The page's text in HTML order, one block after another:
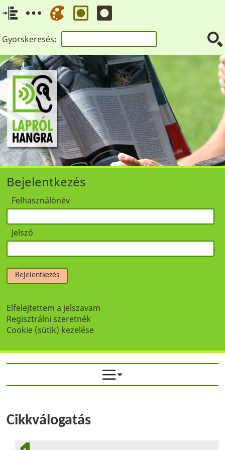
Gyorskeresés:
Bejelentkezés
Felhasználónév
Jelszó
Bejelentkezés
Elfelejtettem a jelszavam
Regisztrálni szeretnék
Cookie (sütik) kezelése
Cikkválogatás